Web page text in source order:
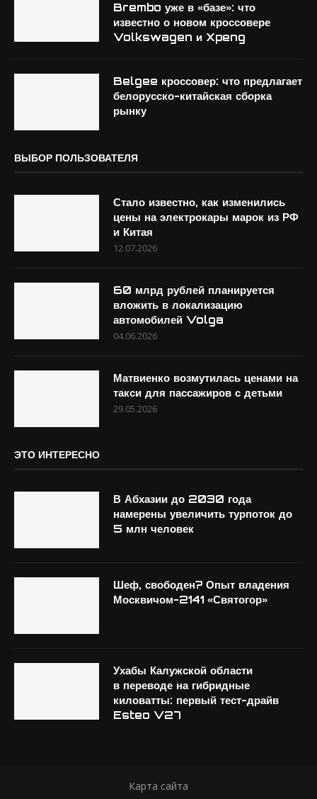
Brembo уже в «базе»: что
известно о новом кроссовере
Volkswagen и Xpeng
Belgee кроссовер: что предлагает
белорусско-китайская сборка
рынку
ВЫБОР ПОЛЬЗОВАТЕЛЯ
Стало известно, как изменились
цены на электрокары марок из РФ
и Китая
12.07.2026
60 млрд рублей планируется
вложить в локализацию
автомобилей Volga
04.06.2026
Матвиенко возмутилась ценами на
такси для пассажиров с детьми
29.05.2026
ЭТО ИНТЕРЕСНО
В Абхазии до 2030 года
намерены увеличить турпоток до
5 млн человек
Шеф, свободен? Опыт владения
Москвичом-2141 «Святогор»
Ухабы Калужской области
в переводе на гибридные
киловатты: первый тест-драйв
Esteo V27
Карта сайта